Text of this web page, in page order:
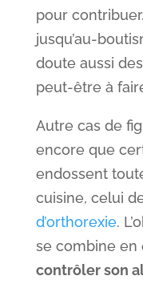
pour
jusqu’au-
doute aussi
peut-être à
Autre cas de
encore que
endossent
cuisine, celui
d’orthorexie.
se combine en
contrôler son